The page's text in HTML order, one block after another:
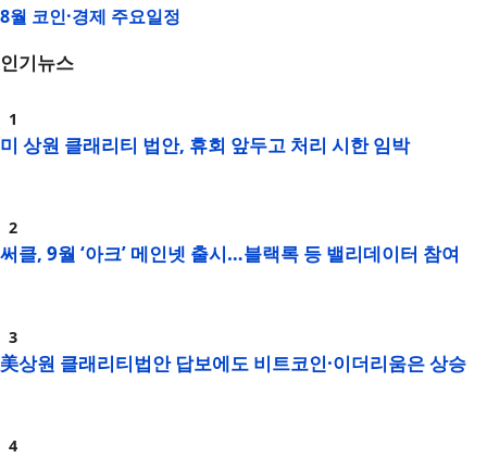
8월 코인·경제 주요일정
인기뉴스
미 상원 클래리티 법안, 휴회 앞두고 처리 시한 임박
써클, 9월 ‘아크’ 메인넷 출시…블랙록 등 밸리데이터 참여
美상원 클래리티법안 답보에도 비트코인·이더리움은 상승